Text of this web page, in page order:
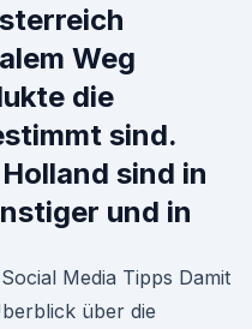
Weg
die
sind.
sind in
und in
Media Tipps Damit
über die